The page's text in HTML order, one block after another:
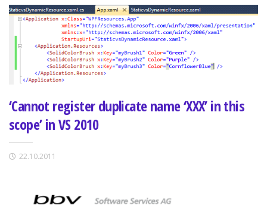
‘Cannot register duplicate name ‘XXX’ in this
scope’ in VS 2010
22.10.2011